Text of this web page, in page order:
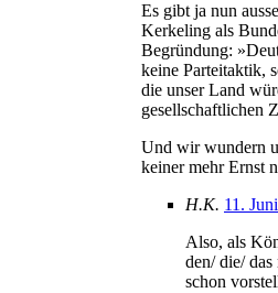
Es gibt ja nun
Kerkeling als
Begründung:
keine Parteitaktik,
die unser Land
gesellschaftlichen
Und wir wundern
keiner mehr Ernst
H.K. 11.
Also, als
den/ die/
schon